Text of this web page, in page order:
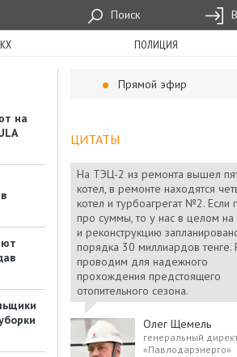
Поиск
ПОЛИЦИЯ
на
Прямой эфир
Кенжеколе 9 августа
1 Видео
#Цыпа 1 день назад
Из-за банки пива
павлодарского
предпринимателя
оштрафовали на 120 тысяч
тенге
не мешало бы , чтобы и
покупатель нёс
если не совоершеннолетний
выпьет бутылку в зале и готов
оплатить…
ЦИТАТЫ
На ТЭЦ-2 из ремонта вышел
котел, в ремонте находятся
котел и турбоагрегат №2. Если
про суммы, то у нас в целом
и реконструкцию
порядка 30 миллиардов тенге.
проводим для надежного
прохождения предстоящего
отопительного сезона.
Олег Щемель
генеральный
«Павлодарэнерго»